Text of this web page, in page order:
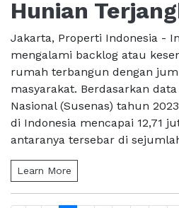
Hunian
Jakarta, Properti Indonesia -
mengalami backlog atau
rumah terbangun dengan
masyarakat. Berdasarkan
Nasional (Susenas) tahun
di Indonesia mencapai 12,71
antaranya tersebar di
Learn More